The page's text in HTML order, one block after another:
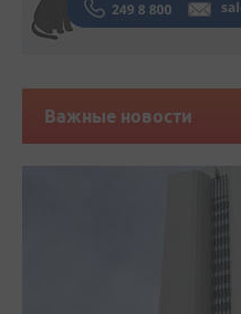
Важные новости